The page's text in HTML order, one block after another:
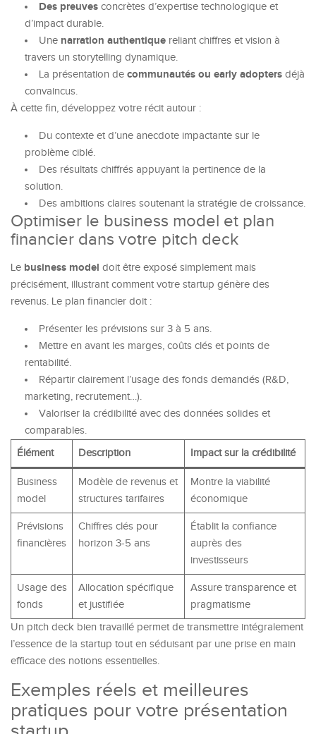
Des preuves concrètes d’expertise technologique et
d’impact durable.
Une narration authentique reliant chiffres et vision à
travers un storytelling dynamique.
La présentation de communautés ou early adopters déjà
convaincus.
À cette fin, développez votre récit autour :
Du contexte et d’une anecdote impactante sur le
problème ciblé.
Des résultats chiffrés appuyant la pertinence de la
solution.
Des ambitions claires soutenant la stratégie de croissance.
Optimiser le business model et plan
financier dans votre pitch deck
Le business model doit être exposé simplement mais
précisément, illustrant comment votre startup génère des
revenus. Le plan financier doit :
Présenter les prévisions sur 3 à 5 ans.
Mettre en avant les marges, coûts clés et points de
rentabilité.
Répartir clairement l’usage des fonds demandés (R&D,
marketing, recrutement…).
Valoriser la crédibilité avec des données solides et
comparables.
Élément
Description Impact sur la crédibilité
Business
model
Modèle de revenus et
structures tarifaires
Montre la viabilité
économique
Prévisions
financières
Chiffres clés pour
horizon 3-5 ans
Établit la confiance
auprès des
investisseurs
Usage des
fonds
Allocation spécifique
et justifiée
Assure transparence et
pragmatisme
Un pitch deck bien travaillé permet de transmettre intégralement
l’essence de la startup tout en séduisant par une prise en main
efficace des notions essentielles.
Exemples réels et meilleures
pratiques pour votre présentation